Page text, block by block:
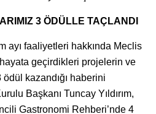
3 ÖDÜLLE TAÇLANDI
ayı faaliyetleri hakkında Meclis
geçirdikleri projelerin ve
kazandığı haberini
Başkanı Tuncay Yıldırım,
Gastronomi Rehberi’nde 4